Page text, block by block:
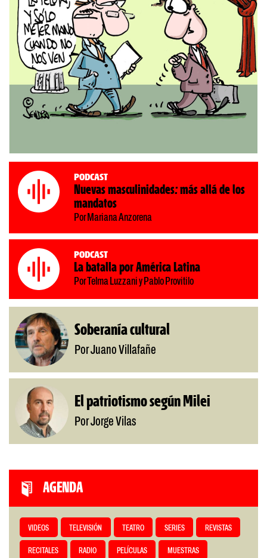
Podcast
Nuevas masculinidades: más allá de los
mandatos
Por Mariana Anzorena
Podcast
La batalla por América Latina
Por Telma Luzzani y Pablo Provitilo
Soberanía cultural
Por Juano Villafañe
El patriotismo según Milei
Por Jorge Vilas
AGENDA
VIDEOS TELEVISIÓN TEATRO SERIES REVISTAS
RECITALES RADIO PELÍCULAS MUESTRAS